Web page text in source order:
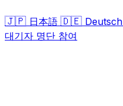
🇯🇵 日本語 🇩🇪 Deutsch
대기자 명단 참여